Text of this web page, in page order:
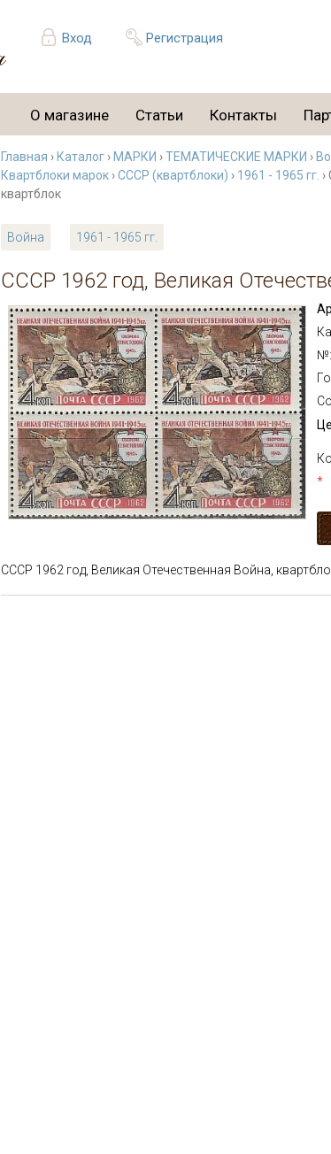
Вход Регистрация
О магазине Статьи Контакты
Главная › Каталог › МАРКИ ›ТЕМАТИЧЕСКИЕ МАРКИ ›
Квартблоки марок ›СССР (квартблоки) › 1961 - 1965 гг.
квартблок
Война 1961 - 1965 гг.
СССР 1962 год, Великая
№:
*
СССР 1962 год, Великая Отечественная Война,